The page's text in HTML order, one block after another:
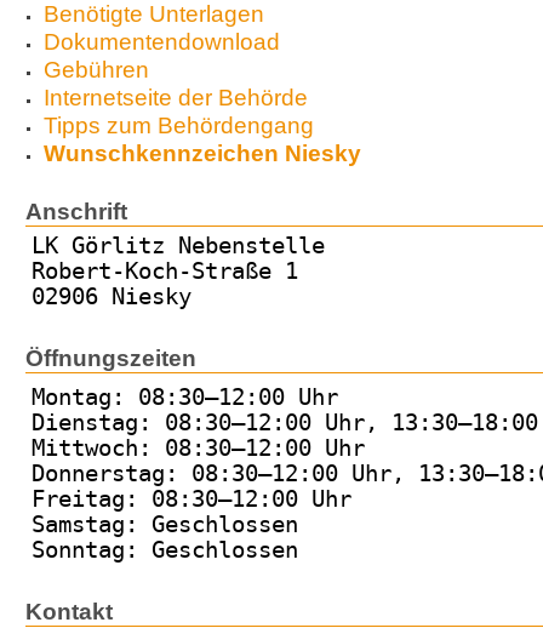
Benötigte Unterlagen
Dokumentendownload
Gebühren
Internetseite der Behörde
Tipps zum Behördengang
Wunschkennzeichen Niesky
Anschrift
LK Görlitz Nebenstelle
Robert-Koch-Straße 1
02906 Niesky
Öffnungszeiten
Montag: 08:30–12:00 Uhr
Dienstag: 08:30–12:00 Uhr,
Mittwoch: 08:30–12:00 Uhr
Donnerstag: 08:30–12:00 Uhr,
Freitag: 08:30–12:00 Uhr
Samstag: Geschlossen
Sonntag: Geschlossen
Kontakt